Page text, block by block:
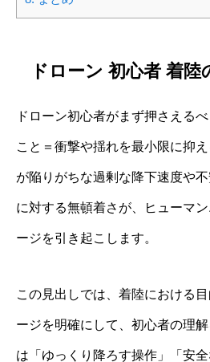
ドローン 初心者 着
ドローン初心者がまず押さえる
こと＝衝撃や揺れを最小限に抑
が陥りがちな過剰な降下速度や
に対する無頓着さが、ヒューマ
ージを引き起こします。
この見出しでは、着陸における
ージを明確にして、初心者の理
は「ゆっくり降ろす操作」「安